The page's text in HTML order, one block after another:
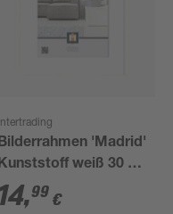
Intertrading
'Madrid'
weiß 30 x
40 cm
14,99 €